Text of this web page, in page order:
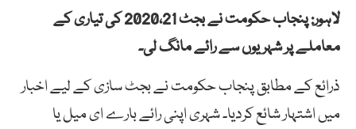
لاہور: پنجاب حکومت نے بجٹ 2020،21 کی تیاری کے
معاملے پر شہریوں سے رائے مانگ لی۔
ذرائع کے مطابق پنجاب حکومت نے بجٹ سازی کے لیے اخبار
میں اشتہار شائع کردیا۔ شہری اپنی رائے بارے ای میل یا